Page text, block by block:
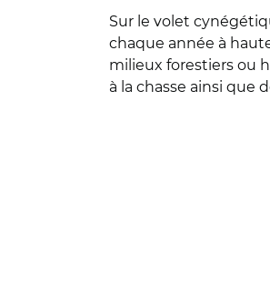
Sur le volet
chaque année à
milieux forestiers ou
à la chasse ainsi que